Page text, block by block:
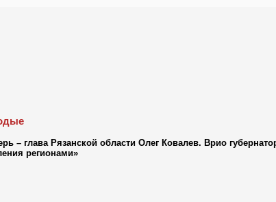
– глава Рязанской области Олег Ковалев. Врио
регионами»